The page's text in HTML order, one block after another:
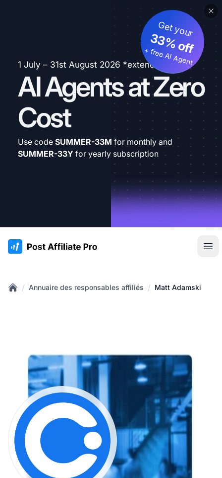
1 July – 31st August 2026 *extended
AI Agents at Zero
Cost
Get your
33% off
+ free AI Agent
Use code SUMMER-33M for monthly and
SUMMER-33Y for yearly subscription
:site.title
/ Annuaire des responsables affiliés / Matt Adamski